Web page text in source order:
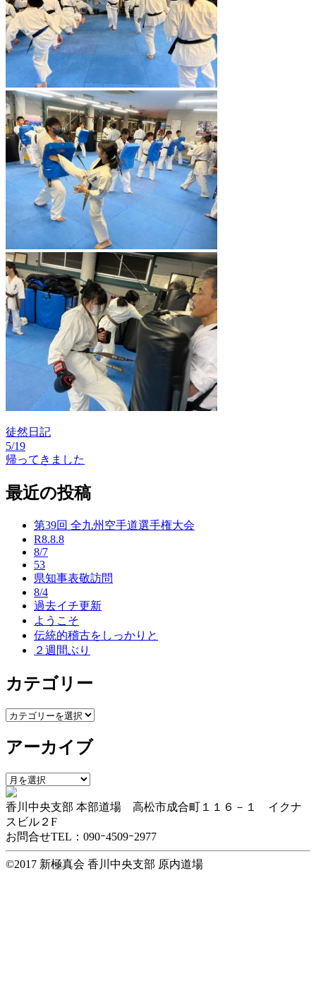
徒然日記
投
ナ
5/19
帰ってきました
最近の投稿
第39回 全九州空手道選手権大会
R8.8.8
8/7
53
県知事表敬訪問
8/4
過去イチ更新
ようこそ
伝統的稽古をしっかりと
２週間ぶり
カテゴリー
カ
ゴ
ー
アーカイブ
ア
ー
カ
イ
ブ
香川中央支部 本部道場 高松市成合町１１６－１ イクナ
スビル２F
お問合せTEL：090ｰ4509ｰ2977
©2017 新極真会 香川中央支部 原内道場